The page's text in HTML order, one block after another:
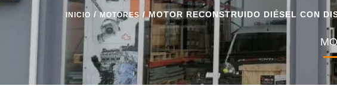
INICIO / MOTORES / MOTOR RECONSTRUIDO DIÉSEL CON